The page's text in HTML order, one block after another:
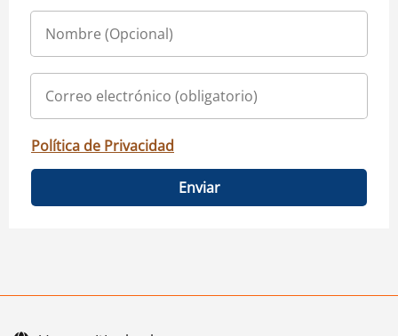
Política de Privacidad
Enviar